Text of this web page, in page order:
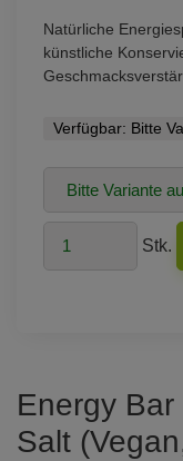
Natürliche
künstliche
Verfügbar: Bitte
Stk.
Energy
Salt